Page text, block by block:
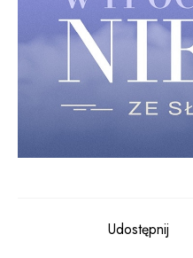
Udostępnij